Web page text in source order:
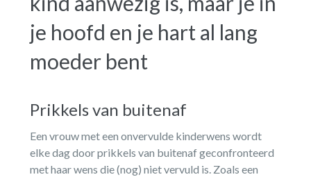
je hoofd en je hart al lang
moeder bent
Prikkels van buitenaf
Een vrouw met een onvervulde kinderwens wordt
elke dag door prikkels van buitenaf geconfronteerd
met haar wens die (nog) niet vervuld is. Zoals een